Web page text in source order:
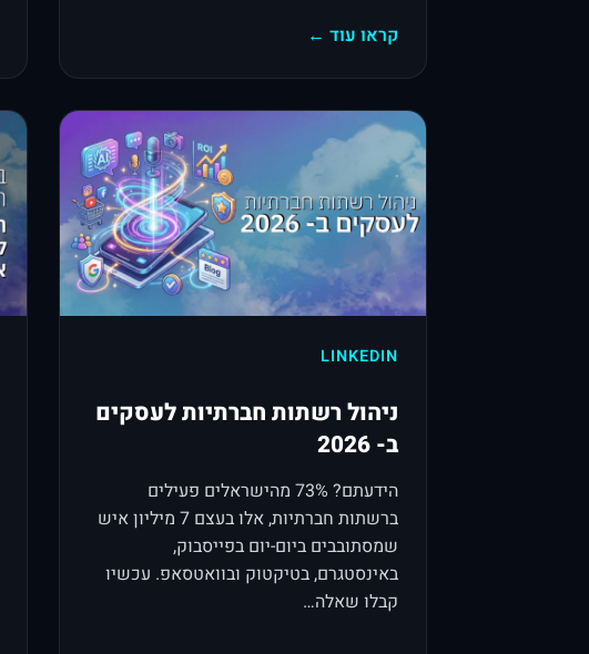
קראו עוד ←
LINKEDIN
ניהול רשתות חברתיות לעסקים
ב- 2026
הידעתם? 73% מהישראלים פעילים
ברשתות חברתיות, אלו בעצם 7 מיליון איש
שמסתובבים ביום-יום בפייסבוק,
באינסטגרם, בטיקטוק ובוואטסאפ. עכשיו
קבלו שאלה…